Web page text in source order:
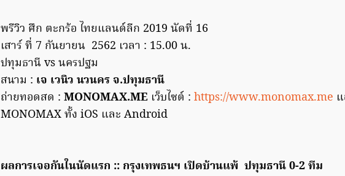
พรีวิว ศึก ตะกร้อ ไทยแลนด์ลีก 2019 นัดที่ 16
เสาร์ ที่ 7 กันยายน 2562 เวลา : 15.00 น.
ปทุมธานี vs นครปฐม
สนาม : เจ เวนิว นวนคร จ.ปทุมธานี
ถ่ายทอดสด : MONOMAX.ME เว็บไซต์ : https://www.monomax.me
MONOMAX ทั้ง iOS และ Android
ผลการเจอกันในนัดแรก :: กรุงเทพธนฯ เปิดบ้านแพ้ ปทุมธานี 0-2 ทีม